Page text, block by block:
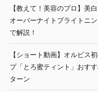
【教えて！美容のプロ】美
オーバーナイトブライトニ
で解説！
【ショート動画】オルビス
プ「とろ蜜ティント」おす
ターン